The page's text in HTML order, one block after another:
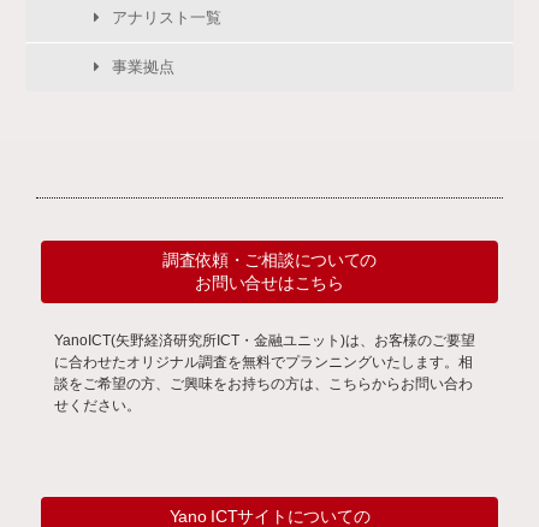
アナリスト一覧
事業拠点
調査依頼・ご相談についての
お問い合せはこちら
YanoICT(矢野経済研究所ICT・金融ユニット)は、お客様のご要望
に合わせたオリジナル調査を無料でプランニングいたします。相
談をご希望の方、ご興味をお持ちの方は、こちらからお問い合わ
せください。
Yano ICTサイトについての